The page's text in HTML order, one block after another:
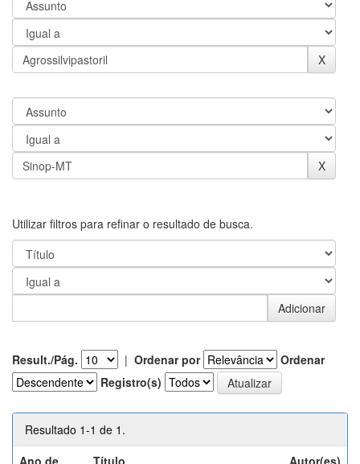
Utilizar filtros para refinar o resultado de busca.
Result./Pág. | Ordenar por
Ordenar
Registro(s)
Resultado 1-1 de 1.
Ano de
Título Autor(es)